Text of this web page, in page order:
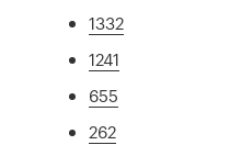
1332
1241
655
262